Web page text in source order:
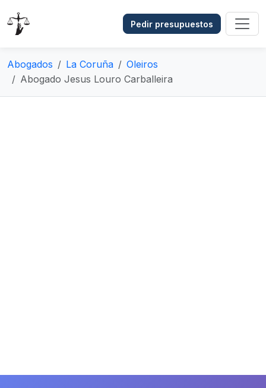
Pedir presupuestos
Abogados La Coruña
Oleiros
Abogado Jesus Louro Carballeira